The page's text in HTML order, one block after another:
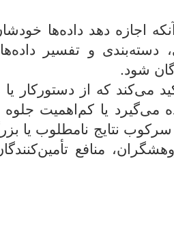
اجازه دهد داده‌ها
دسته‌بندی و تفسیر
شود.
می‌کند که از دستورکار یا
می‌گیرد یا کم‌اهمیت
نتایج نامطلوب یا
منافع